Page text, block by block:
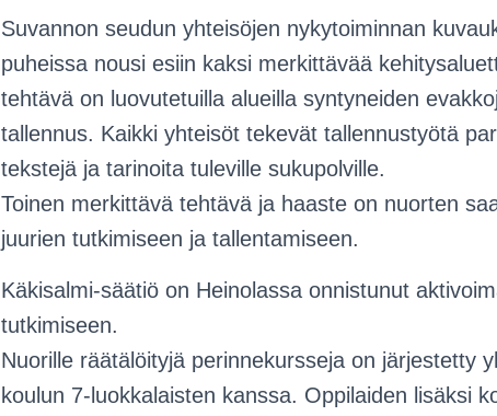
Suvannon seudun yhteisöjen nykytoiminnan
puheissa nousi esiin kaksi merkittävää
tehtävä on luovutetuilla alueilla syntyneiden
tallennus. Kaikki yhteisöt tekevät tallennustyötä
tekstejä ja tarinoita tuleville sukupolville.
Toinen merkittävä tehtävä ja haaste on nuorten
juurien tutkimiseen ja tallentamiseen.
Käkisalmi-säätiö on Heinolassa onnistunut
tutkimiseen.
Nuorille räätälöityjä perinnekursseja on järjestetty
koulun 7-luokkalaisten kanssa. Oppilaiden lisäksi